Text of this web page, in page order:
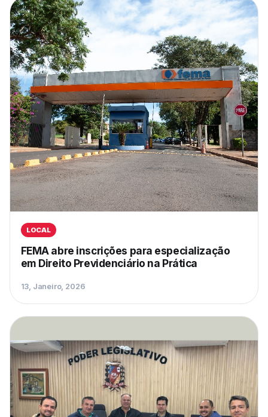
LOCAL
FEMA abre inscrições para especialização
em Direito Previdenciário na Prática
13, Janeiro, 2026